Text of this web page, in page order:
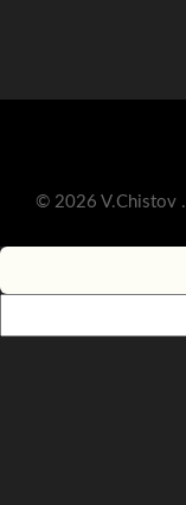
© 2026 V.Chistov .